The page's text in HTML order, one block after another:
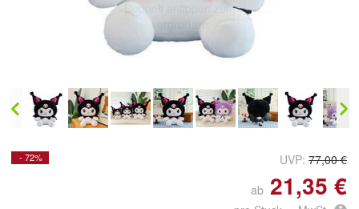
Doppelt antippen zum
vergrößern
- 72% UVP: 77,00 €
ab 21,35 €